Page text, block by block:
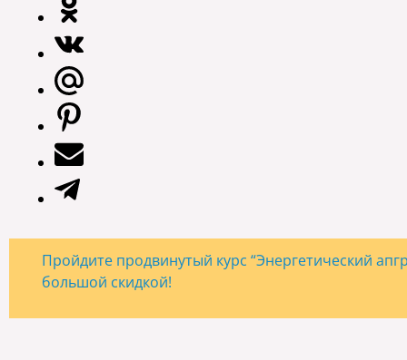
Пройдите продвинутый курс “Энергетический
большой скидкой!